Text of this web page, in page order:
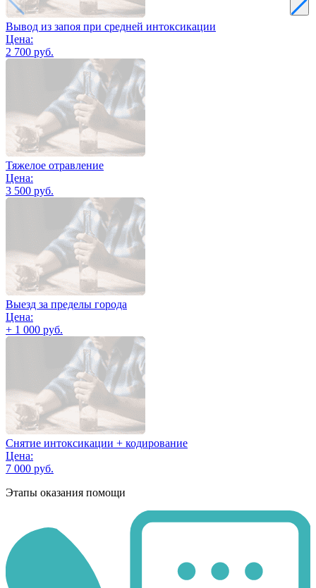
Вывод из запоя при средней интоксикации
Цена:
2 700 руб.
Тяжелое отравление
Цена:
3 500 руб.
Выезд за пределы города
Цена:
+ 1 000 руб.
Снятие интоксикации + кодирование
Цена:
7 000 руб.
Этапы оказания помощи